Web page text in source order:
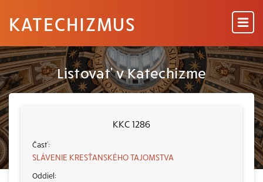
KATECHIZMUS
Listovať v Katechizme
KKC 1286
SLÁVENIE KRESŤANSKÉHO TAJOMSTVA